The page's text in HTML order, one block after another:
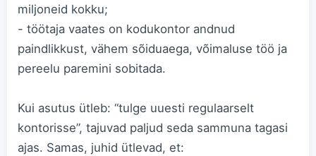
miljoneid kokku;
- töötaja vaates on kodukontor andnud
paindlikkust, vähem sõiduaega, võimaluse töö ja
pereelu paremini sobitada.
Kui asutus ütleb: “tulge uuesti regulaarselt
kontorisse”, tajuvad paljud seda sammuna tagasi
ajas. Samas, juhid ütlevad, et: